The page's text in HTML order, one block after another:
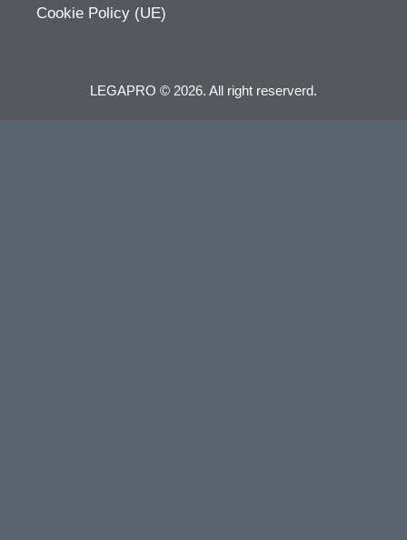
Cookie Policy (UE)
LEGAPRO © 2026. All right reserverd.